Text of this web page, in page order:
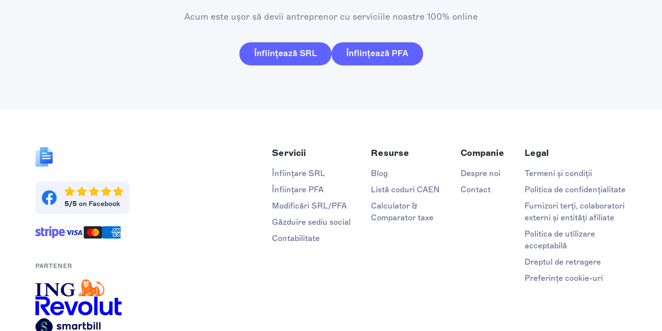
Acum este ușor să devii antreprenor cu serviciile noastre 100% online
Înființează SRL Înființează PFA
5/5 on Facebook
PARTENER
Servicii
Înființare SRL
Înființare PFA
Modificări SRL/PFA
Găzduire sediu social
Contabilitate
Resurse
Blog
Listă coduri CAEN
Calculator &
Comparator taxe
Companie
Despre noi
Contact
Legal
Termeni și condiții
Politica de confidențialitate
Furnizori terți, colaboratori
externi și entități afiliate
Politica de utilizare
acceptabilă
Dreptul de retragere
Preferințe cookie-uri